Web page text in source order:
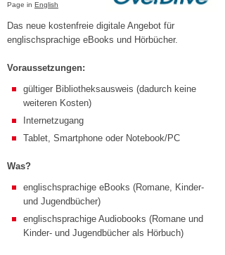
Page in English
Das neue kostenfreie digitale Angebot für
englischsprachige eBooks und Hörbücher.
Voraussetzungen:
gültiger Bibliotheksausweis (dadurch keine
weiteren Kosten)
Internetzugang
Tablet, Smartphone oder Notebook/PC
Was?
englischsprachige eBooks (Romane, Kinder-
und Jugendbücher)
englischsprachige Audiobooks (Romane und
Kinder- und Jugendbücher als Hörbuch)